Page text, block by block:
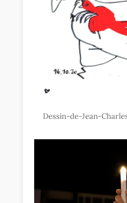
Dessin-de-Jean-